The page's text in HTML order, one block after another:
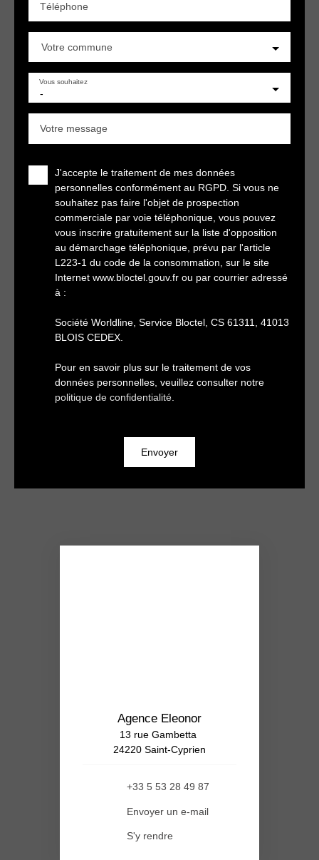
Téléphone
Votre commune
-
Vous souhaitez
Votre message
J'accepte le traitement de mes données
personnelles conformément au RGPD. Si vous ne
souhaitez pas faire l'objet de prospection
commerciale par voie téléphonique, vous pouvez
vous inscrire gratuitement sur la liste d'opposition
au démarchage téléphonique, prévu par l'article
L223-1 du code de la consommation, sur le site
Internet www.bloctel.gouv.fr ou par courrier adressé
à :
Société Worldline, Service Bloctel, CS 61311, 41013
BLOIS CEDEX.
Pour en savoir plus sur le traitement de vos
données personnelles, veuillez consulter notre
politique de confidentialité.
Envoyer
Agence Eleonor
13 rue Gambetta
24220 Saint-Cyprien
+33 5 53 28 49 87
Envoyer un e-mail
S'y rendre